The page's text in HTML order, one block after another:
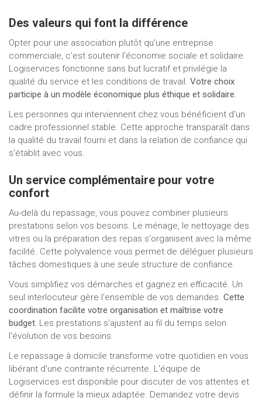
Des valeurs qui font la différence
Opter pour une association plutôt qu'une entreprise
commerciale, c'est soutenir l'économie sociale et solidaire.
Logiservices fonctionne sans but lucratif et privilégie la
qualité du service et les conditions de travail. Votre choix
participe à un modèle économique plus éthique et solidaire.
Les personnes qui interviennent chez vous bénéficient d'un
cadre professionnel stable. Cette approche transparaît dans
la qualité du travail fourni et dans la relation de confiance qui
s'établit avec vous.
Un service complémentaire pour votre
confort
Au-delà du repassage, vous pouvez combiner plusieurs
prestations selon vos besoins. Le ménage, le nettoyage des
vitres ou la préparation des repas s'organisent avec la même
facilité. Cette polyvalence vous permet de déléguer plusieurs
tâches domestiques à une seule structure de confiance.
Vous simplifiez vos démarches et gagnez en efficacité. Un
seul interlocuteur gère l'ensemble de vos demandes. Cette
coordination facilite votre organisation et maîtrise votre
budget. Les prestations s'ajustent au fil du temps selon
l'évolution de vos besoins.
Le repassage à domicile transforme votre quotidien en vous
libérant d'une contrainte récurrente. L'équipe de
Logiservices est disponible pour discuter de vos attentes et
définir la formule la mieux adaptée. Demandez votre devis